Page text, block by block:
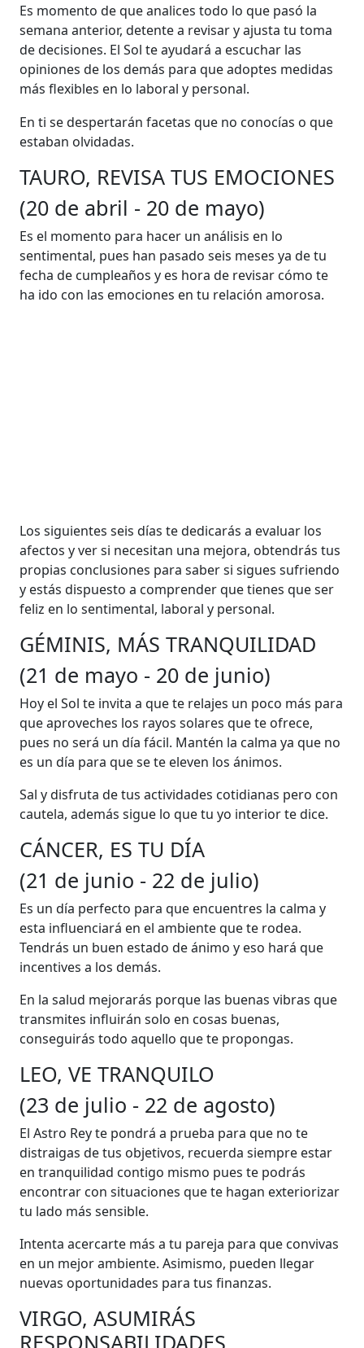
Es momento de que analices todo lo que pasó la
semana anterior, detente a revisar y ajusta tu toma
de decisiones. El Sol te ayudará a escuchar las
opiniones de los demás para que adoptes medidas
más flexibles en lo laboral y personal.
En ti se despertarán facetas que no conocías o que
estaban olvidadas.
TAURO, REVISA TUS EMOCIONES
(20 de abril - 20 de mayo)
Es el momento para hacer un análisis en lo
sentimental, pues han pasado seis meses ya de tu
fecha de cumpleaños y es hora de revisar cómo te
ha ido con las emociones en tu relación amorosa.
Los siguientes seis días te dedicarás a evaluar los
afectos y ver si necesitan una mejora, obtendrás tus
propias conclusiones para saber si sigues sufriendo
y estás dispuesto a comprender que tienes que ser
feliz en lo sentimental, laboral y personal.
GÉMINIS, MÁS TRANQUILIDAD
(21 de mayo - 20 de junio)
Hoy el Sol te invita a que te relajes un poco más para
que aproveches los rayos solares que te ofrece,
pues no será un día fácil. Mantén la calma ya que no
es un día para que se te eleven los ánimos.
Sal y disfruta de tus actividades cotidianas pero con
cautela, además sigue lo que tu yo interior te dice.
CÁNCER, ES TU DÍA
(21 de junio - 22 de julio)
Es un día perfecto para que encuentres la calma y
esta influenciará en el ambiente que te rodea.
Tendrás un buen estado de ánimo y eso hará que
incentives a los demás.
En la salud mejorarás porque las buenas vibras que
transmites influirán solo en cosas buenas,
conseguirás todo aquello que te propongas.
LEO, VE TRANQUILO
(23 de julio - 22 de agosto)
El Astro Rey te pondrá a prueba para que no te
distraigas de tus objetivos, recuerda siempre estar
en tranquilidad contigo mismo pues te podrás
encontrar con situaciones que te hagan exteriorizar
tu lado más sensible.
Intenta acercarte más a tu pareja para que convivas
en un mejor ambiente. Asimismo, pueden llegar
nuevas oportunidades para tus finanzas.
VIRGO, ASUMIRÁS
RESPONSABILIDADES